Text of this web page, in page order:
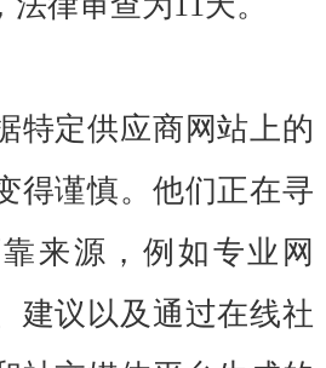
特定供应商网站上的
得谨慎。他们正在寻
来源，例如专业网
建议以及通过在线社